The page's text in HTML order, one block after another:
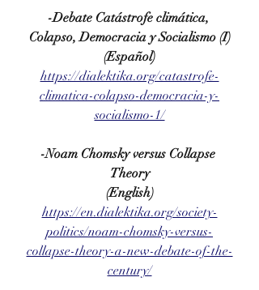
-Debate Catástrofe climática,
Colapso, Democracia y Socialismo (I)
(Español)
https://dialektika.org/catastrofe-
climatica-colapso-democracia-y-
socialismo-1/
-Noam Chomsky versus Collapse
Theory
(English)
https://en.dialektika.org/society-
politics/noam-chomsky-versus-
collapse-theory-a-new-debate-of-the-
century/